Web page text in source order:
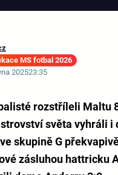
MS fotbal 2026
202523:35
rozstříleli Maltu
světa vyhráli i
skupině G
zásluhou hattricku